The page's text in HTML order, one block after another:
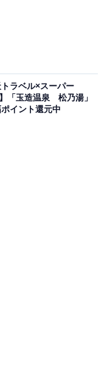
見る
？
トラベル×スーパー
「玉造温泉 松乃湯」
イント還元中